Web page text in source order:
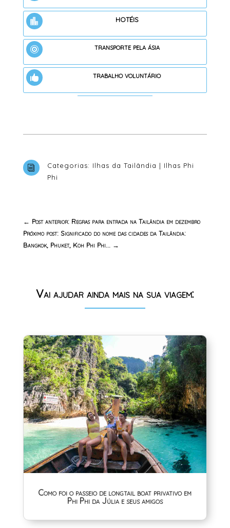
 hotéis
 transporte pela ásia
 trabalho voluntário
i Categorias: Ilhas da Tailândia | Ilhas Phi
Phi
← Post anterior: Regras para entrada na Tailândia em dezembro
Próximo post: Significado do nome das cidades da Tailândia:
Bangkok, Phuket, Koh Phi Phi... →
Vai ajudar ainda mais na sua viagem:
Como foi o passeio de longtail boat privativo em
Phi Phi da Júlia e seus amigos